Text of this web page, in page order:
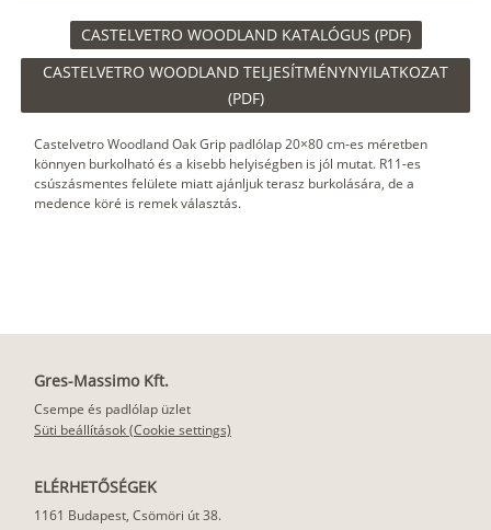
CASTELVETRO WOODLAND KATALÓGUS (PDF)
CASTELVETRO WOODLAND TELJESÍTMÉNYNYILATKOZAT
(PDF)
Castelvetro Woodland Oak Grip padlólap 20×80 cm-es méretben
könnyen burkolható és a kisebb helyiségben is jól mutat. R11-es
csúszásmentes felülete miatt ajánljuk terasz burkolására, de a
medence köré is remek választás.
Gres-Massimo Kft.
Csempe és padlólap üzlet
Süti beállítások (Cookie settings)
ELÉRHETŐSÉGEK
1161 Budapest, Csömöri út 38.